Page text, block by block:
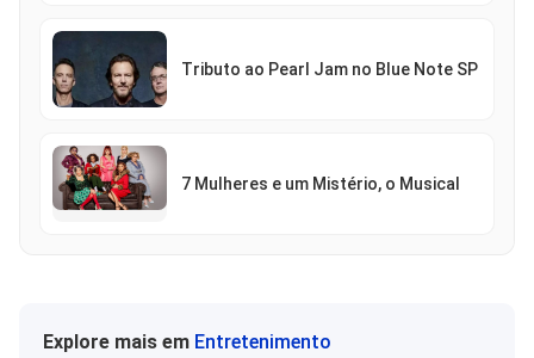
Tributo ao Pearl Jam no Blue Note SP
7 Mulheres e um Mistério, o Musical
Explore mais em Entretenimento